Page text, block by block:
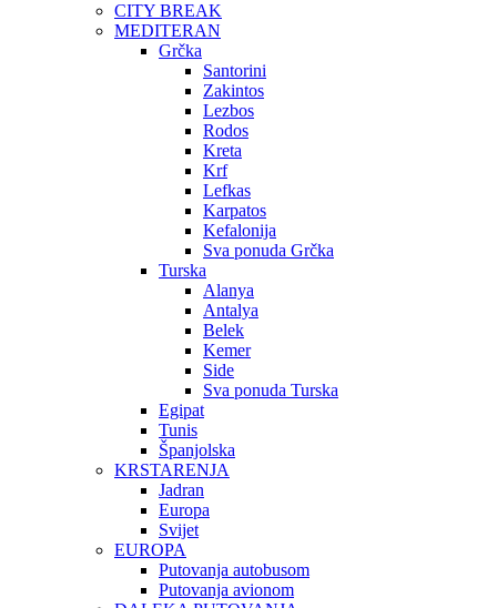
CITY BREAK
MEDITERAN
Grčka
Santorini
Zakintos
Lezbos
Rodos
Kreta
Krf
Lefkas
Karpatos
Kefalonija
Sva ponuda Grčka
Turska
Alanya
Antalya
Belek
Kemer
Side
Sva ponuda Turska
Egipat
Tunis
Španjolska
KRSTARENJA
Jadran
Europa
Svijet
EUROPA
Putovanja autobusom
Putovanja avionom